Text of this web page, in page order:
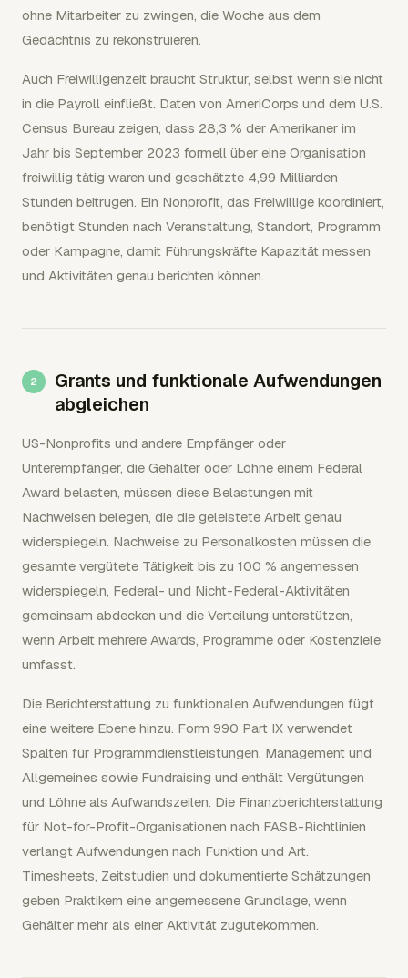
ohne Mitarbeiter zu zwingen, die Woche aus dem
Gedächtnis zu rekonstruieren.
Auch Freiwilligenzeit braucht Struktur, selbst wenn sie nicht
in die Payroll einfließt. Daten von AmeriCorps und dem U.S.
Census Bureau zeigen, dass 28,3 % der Amerikaner im
Jahr bis September 2023 formell über eine Organisation
freiwillig tätig waren und geschätzte 4,99 Milliarden
Stunden beitrugen. Ein Nonprofit, das Freiwillige koordiniert,
benötigt Stunden nach Veranstaltung, Standort, Programm
oder Kampagne, damit Führungskräfte Kapazität messen
und Aktivitäten genau berichten können.
Grants und funktionale Aufwendungen
abgleichen
US-Nonprofits und andere Empfänger oder
Unterempfänger, die Gehälter oder Löhne einem Federal
Award belasten, müssen diese Belastungen mit
Nachweisen belegen, die die geleistete Arbeit genau
widerspiegeln. Nachweise zu Personalkosten müssen die
gesamte vergütete Tätigkeit bis zu 100 % angemessen
widerspiegeln, Federal- und Nicht-Federal-Aktivitäten
gemeinsam abdecken und die Verteilung unterstützen,
wenn Arbeit mehrere Awards, Programme oder Kostenziele
umfasst.
Die Berichterstattung zu funktionalen Aufwendungen fügt
eine weitere Ebene hinzu. Form 990 Part IX verwendet
Spalten für Programmdienstleistungen, Management und
Allgemeines sowie Fundraising und enthält Vergütungen
und Löhne als Aufwandszeilen. Die Finanzberichterstattung
für Not-for-Profit-Organisationen nach FASB-Richtlinien
verlangt Aufwendungen nach Funktion und Art.
Timesheets, Zeitstudien und dokumentierte Schätzungen
geben Praktikern eine angemessene Grundlage, wenn
Gehälter mehr als einer Aktivität zugutekommen.